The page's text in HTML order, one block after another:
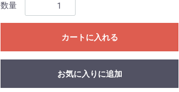
数量
カートに入れる
お気に入りに追加